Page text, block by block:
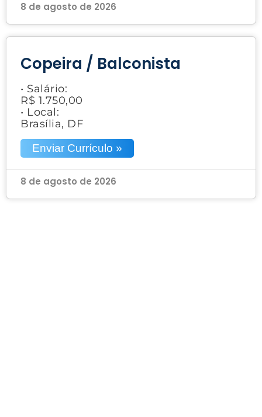
8 de agosto de 2026
Copeira / Balconista
• Salário:
R$ 1.750,00
• Local:
Brasília, DF
Enviar Currículo »
8 de agosto de 2026